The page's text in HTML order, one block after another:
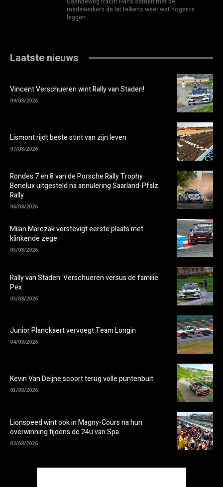
medewerkers de lat telkens weer wat hoger te
leggen.
Laatste nieuws
Vincent Verschueren wint Rally van Staden!
09/08/2026
Lismont rijdt beste stint van zijn leven
07/08/2026
Rondes 7 en 8 van de Porsche Rally Trophy
Benelux uitgesteld na annulering Saarland-Pfalz
Rally
06/08/2026
Milan Marczak verstevigt eerste plaats met
klinkende zege
05/08/2026
Rally van Staden: Verschueren versus de familie
Pex
05/08/2026
Junior Planckaert vervoegt Team Longin
04/08/2026
Kevin Van Deijne scoort terug volle puntenbuit
03/08/2026
Lionspeed wint ook in Magny-Cours na hun
overwinning tijdens de 24u van Spa
02/08/2026